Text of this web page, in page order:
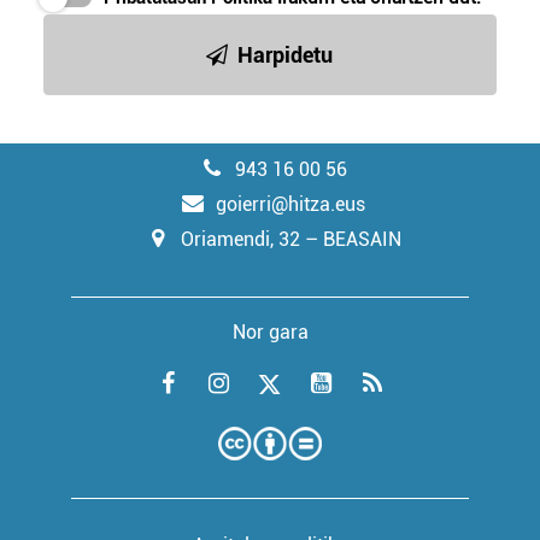
Harpidetu
943 16 00 56
goierri@hitza.eus
Oriamendi, 32 – BEASAIN
Nor gara